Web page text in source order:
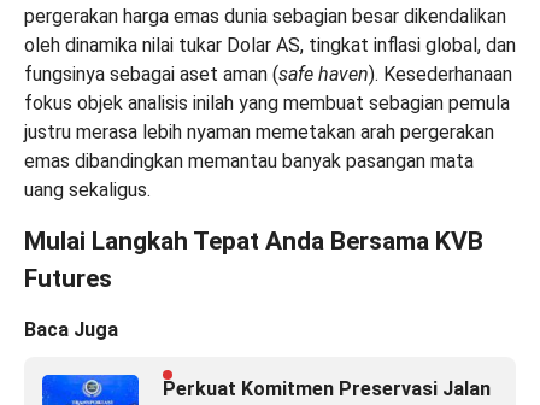
pergerakan harga emas dunia sebagian besar dikendalikan
oleh dinamika nilai tukar Dolar AS, tingkat inflasi global, dan
fungsinya sebagai aset aman (safe haven). Kesederhanaan
fokus objek analisis inilah yang membuat sebagian pemula
justru merasa lebih nyaman memetakan arah pergerakan
emas dibandingkan memantau banyak pasangan mata
uang sekaligus.
Mulai Langkah Tepat Anda Bersama KVB
Futures
Baca Juga
Perkuat Komitmen Preservasi Jalan